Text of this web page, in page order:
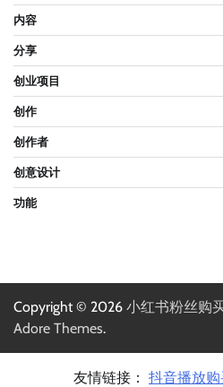
内容
分享
创业项目
创作
创作者
创意设计
功能
Copyright © 2026 小红书粉丝购
Adore Themes.
友情链接： 抖音播放